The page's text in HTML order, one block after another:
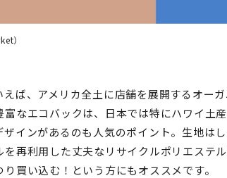
）
えば、アメリカ全土に店舗を展開するオー
富なエコバックは、日本では特にハワイ土
ザインがあるのも人気のポイント。生地は
を再利用した丈夫なリサイクルポリエステ
買い込む！という方にもオススメです。